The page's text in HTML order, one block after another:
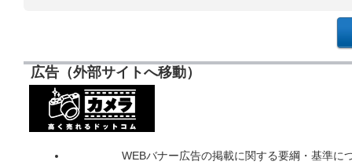
広告（外部サイトへ移動）
WEBバナー広告の掲載に関する要綱・基準に